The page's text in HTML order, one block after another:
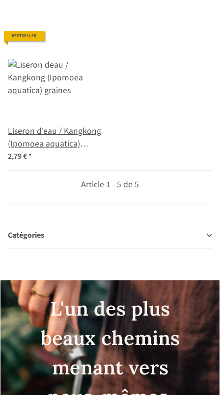
BESTSELLER
Liseron d'eau / Kangkong
(Ipomoea aquatica)
graines
2,79 €*
Article 1 - 5 de 5
Catégories
L'un des plus
beaux chemins
menant vers